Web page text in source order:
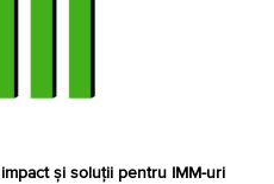
și soluții pentru IMM-uri